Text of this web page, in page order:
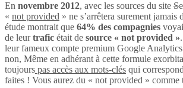
En novembre 2012, avec les sources du site
« not provided » ne s’arrêtera surement
étude montrait que 64% des compagnies
de leurtrafic était de source « not provided »
leur fameux compte premium Google
non, Même en adhérant à cette formule
toujours pas accès aux mots-clés qui
faites ! Vous aurez du « not provided » comme